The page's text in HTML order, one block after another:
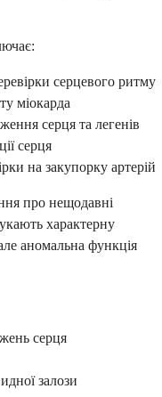
серцевого ритму
міокарда
серця та легенів
серця
на закупорку артерій
про нещодавні
характерну
аномальна функція
серця
залози